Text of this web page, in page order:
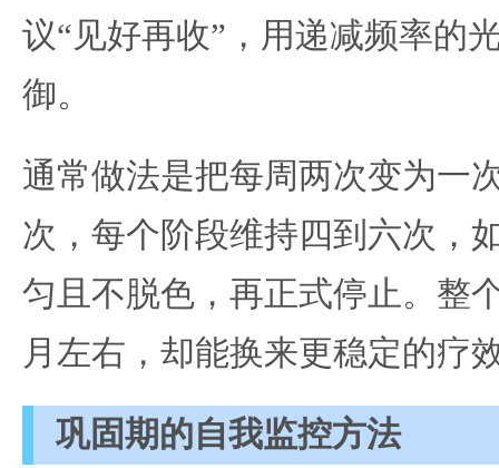
议“见好再收”，用递减频率的
御。
通常做法是把每周两次变为一
次，每个阶段维持四到六次，
匀且不脱色，再正式停止。整
月左右，却能换来更稳定的疗
巩固期的自我监控方法